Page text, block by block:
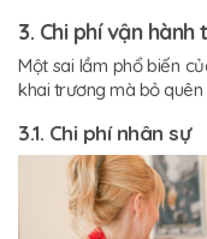
3. Chi phí vận
Một sai lầm phổ biến
khai trương mà bỏ quên
3.1. Chi phí nhân sự